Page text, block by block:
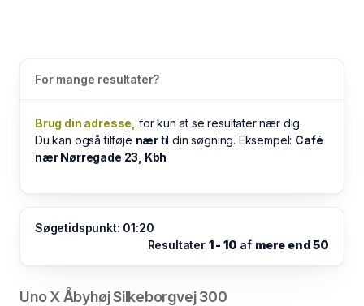
For mange resultater?
Brug din adresse, for kun at se resultater nær dig.
Du kan også tilføje nærtil din søgning. Eksempel: Café
nær Nørregade 23, Kbh
Søgetidspunkt: 01:20
Resultater 1 - 10 af mere end 50
Uno X Åbyhøj Silkeborgvej 300